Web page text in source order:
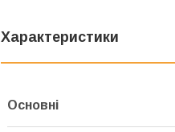
Характеристики
Основні